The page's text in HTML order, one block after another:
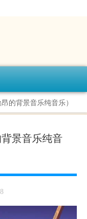
的背景音乐纯音乐）
景音乐纯音